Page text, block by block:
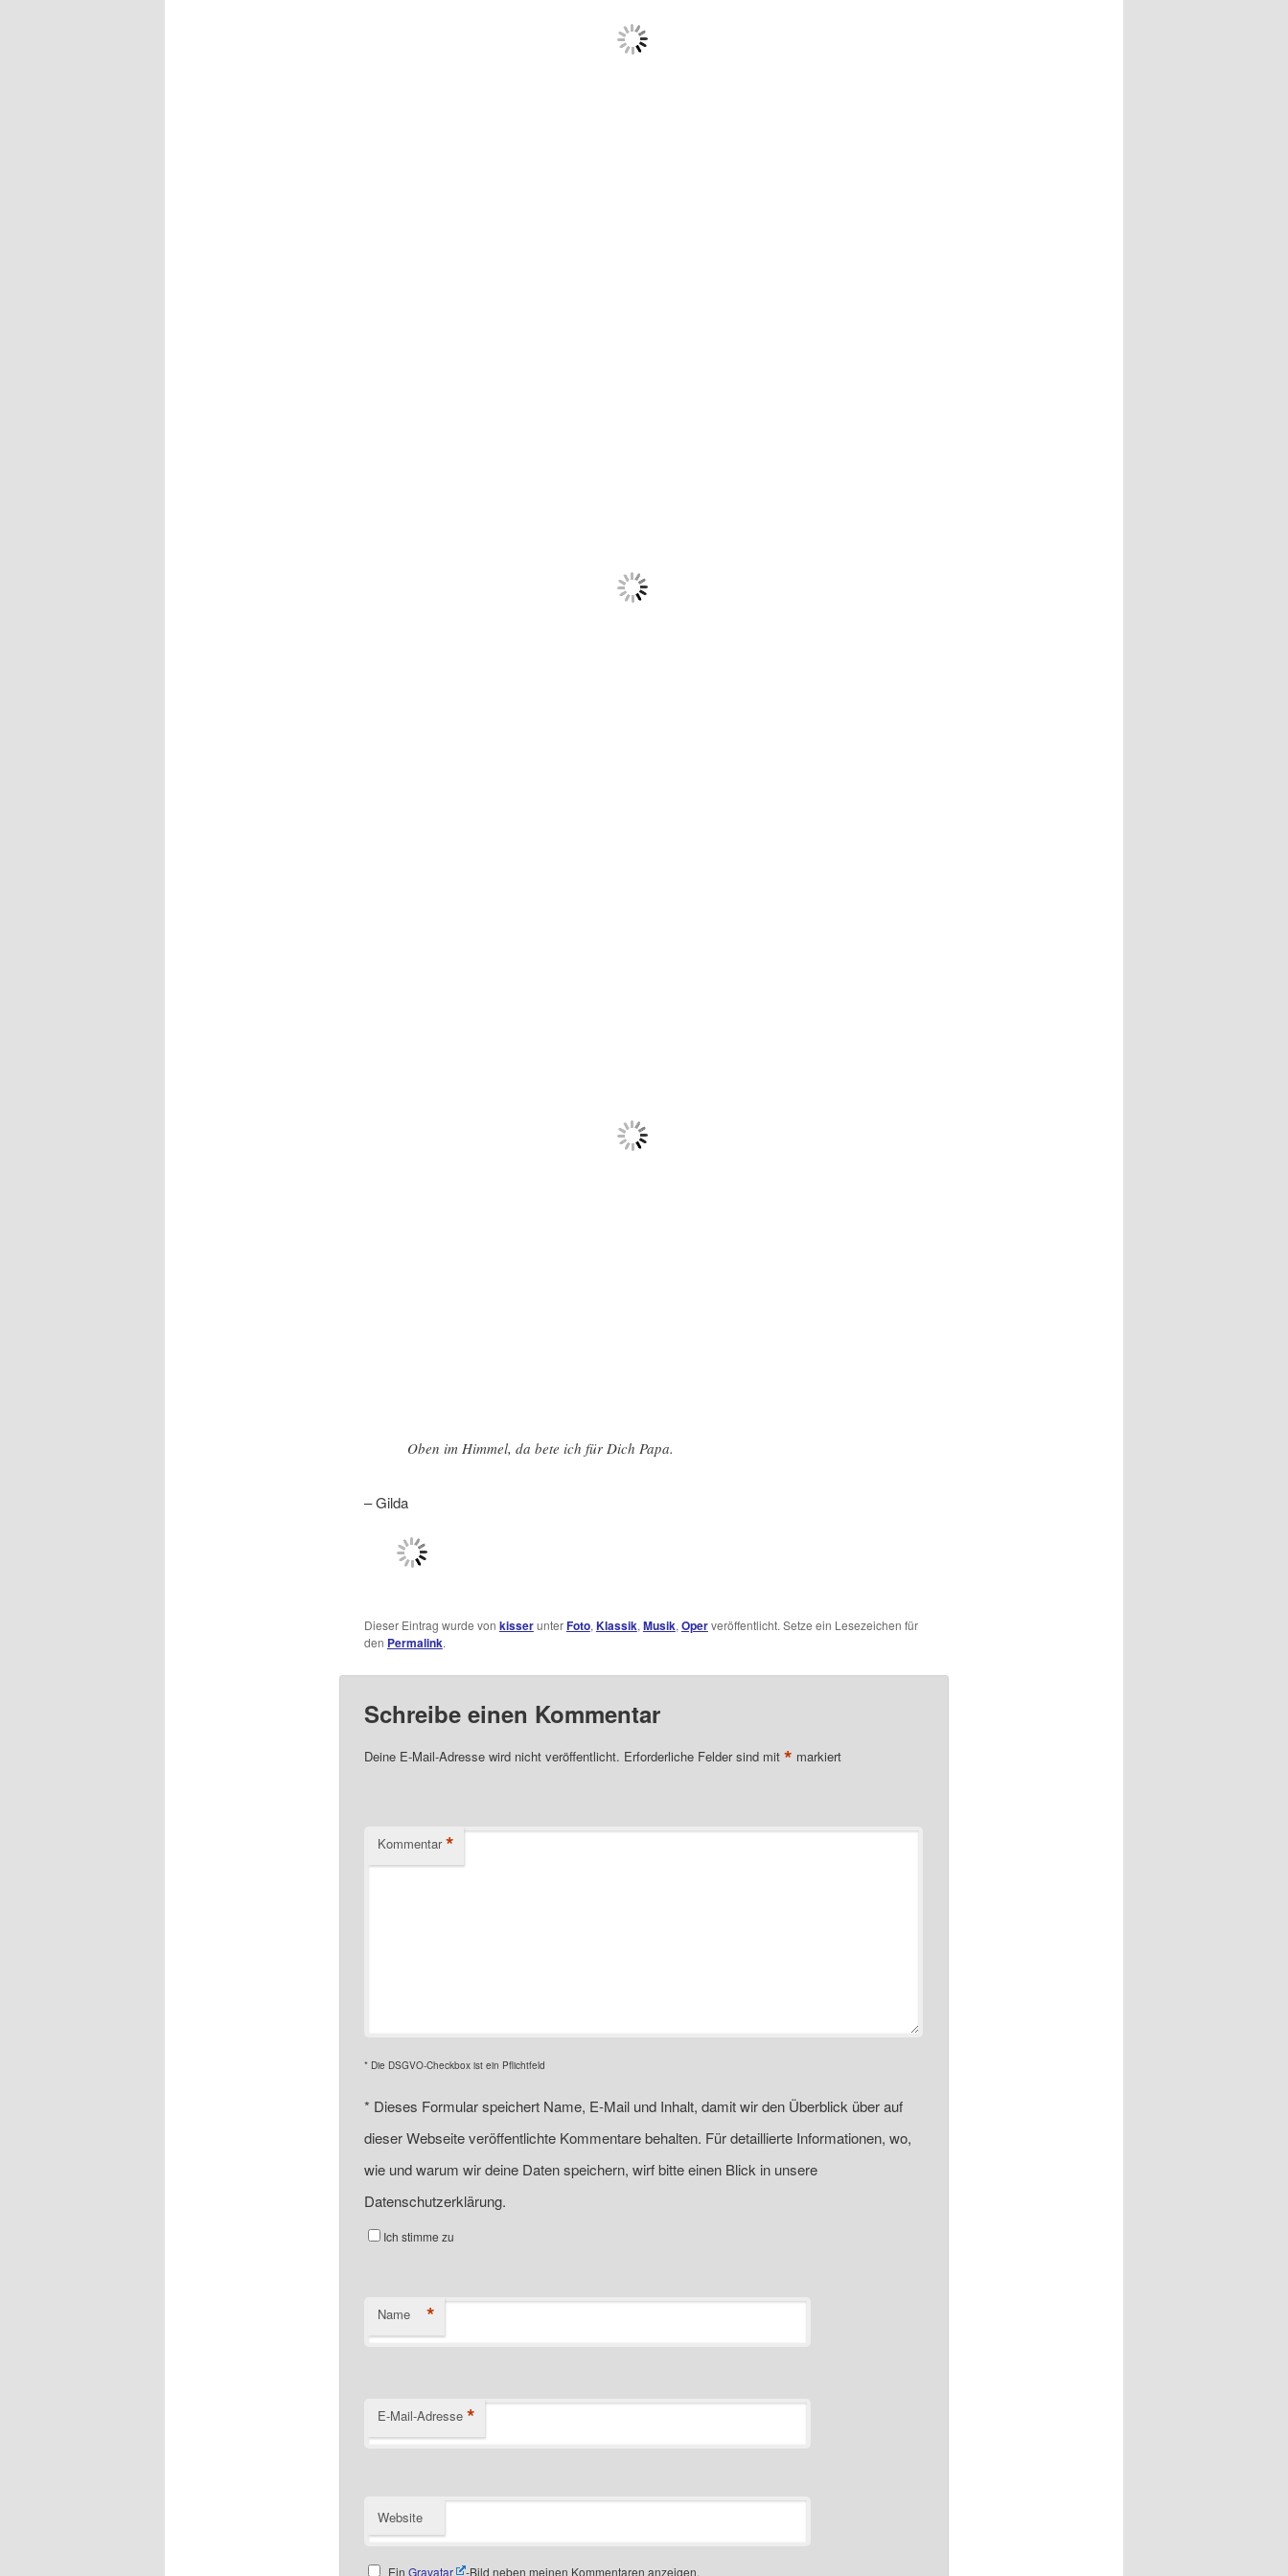
Oben im Himmel, da bete ich für Dich Papa.
– Gilda
Dieser Eintrag wurde von kisserunterFoto, Klassik, Musik, Operveröffentlicht. Setze ein Lesezeichen für
den Permalink.
Schreibe einen Kommentar
Deine E-Mail-Adresse wird nicht veröffentlicht. Erforderliche Felder sind mit * markiert
Kommentar *
* Die DSGVO-Checkbox ist ein Pflichtfeld
* Dieses Formular speichert Name, E-Mail und Inhalt, damit wir den Überblick über auf
dieser Webseite veröffentlichte Kommentare behalten. Für detaillierte Informationen, wo,
wie und warum wir deine Daten speichern, wirf bitte einen Blick in unsere
Datenschutzerklärung.
Ich stimme zu
Name *
E-Mail-Adresse *
Website
Ein Gravatar -Bild neben meinen Kommentaren anzeigen.